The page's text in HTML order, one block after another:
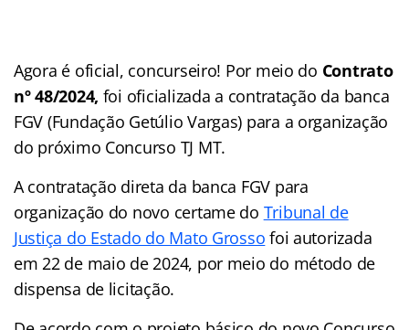
Agora é oficial, concurseiro! Por meio do Contrato
nº 48/2024, foi oficializada a contratação da banca
FGV (Fundação Getúlio Vargas) para a organização
do próximo Concurso TJ MT.
A contratação direta da banca FGV para
organização do novo certame do Tribunal de
Justiça do Estado do Mato Grosso foi autorizada
em 22 de maio de 2024, por meio do método de
dispensa de licitação.